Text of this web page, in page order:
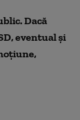
Dacă
eventual şi